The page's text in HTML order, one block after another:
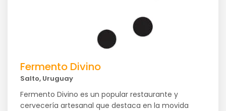
Fermento Divino
Salto, Uruguay
Fermento Divino es un popular restaurante y
cervecería artesanal que destaca en la movida